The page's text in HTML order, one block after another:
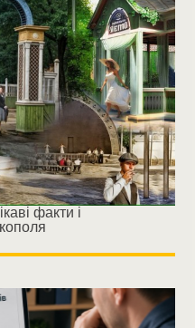
факти і